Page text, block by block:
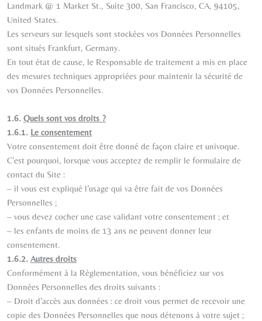
Landmark @ 1 Market St., Suite 300, San Francisco, CA, 94105,
United States.
Les serveurs sur lesquels sont stockées vos Données Personnelles
sont situés Frankfurt, Germany.
En tout état de cause, le Responsable de traitement a mis en place
des mesures techniques appropriées pour maintenir la sécurité de
vos Données Personnelles.
1.6. Quels sont vos droits ?
1.6.1. Le consentement
Votre consentement doit être donné de façon claire et univoque.
C’est pourquoi, lorsque vous acceptez de remplir le formulaire de
contact du Site :
– il vous est expliqué l’usage qui va être fait de vos Données
Personnelles ;
– vous devez cocher une case validant votre consentement ; et
– les enfants de moins de 13 ans ne peuvent donner leur
consentement.
1.6.2. Autres droits
Conformément à la Règlementation, vous bénéficiez sur vos
Données Personnelles des droits suivants :
– Droit d’accès aux données : ce droit vous permet de recevoir une
copie des Données Personnelles que nous détenons à votre sujet ;